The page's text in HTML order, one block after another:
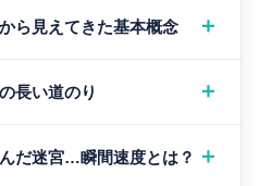
ら見えてきた基本概念 ＋
長い道のり ＋
だ迷宮…瞬間速度とは？ ＋